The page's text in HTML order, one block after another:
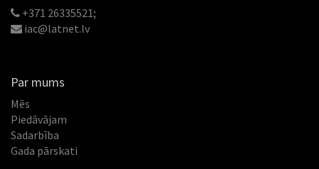
+371 26335521;
iac@latnet.lv
Par mums
Mēs
Piedāvājam
Sadarbība
Gada pārskati